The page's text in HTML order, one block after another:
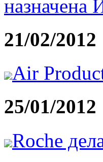
назначена
21/02/2012
Air
25/01/2012
Roche